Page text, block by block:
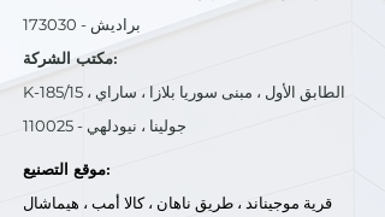
براديش - 173030
مكتب الشركة:
K-185/15 ، الطابق الأول ، مبنى سوريا بلازا ، ساراي
جولينا ، نيودلهي - 110025
موقع التصنيع:
قرية موجيناند ، طريق ناهان ، كالا أمب ، هيماشال